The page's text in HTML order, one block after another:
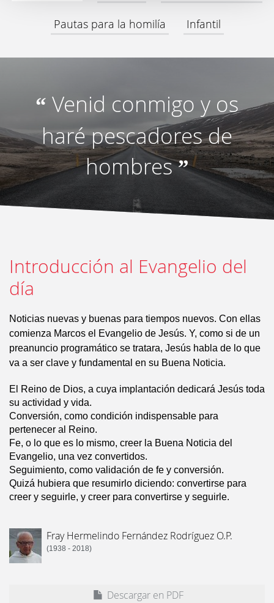
Pautas para la homilía Infantil
“ Venid conmigo y os
haré pescadores de
hombres”
Introducción al Evangelio del
día
Noticias nuevas y buenas para tiempos nuevos. Con ellas
comienza Marcos el Evangelio de Jesús. Y, como si de un
preanuncio programático se tratara, Jesús habla de lo que
va a ser clave y fundamental en su Buena Noticia.
El Reino de Dios, a cuya implantación dedicará Jesús toda
su actividad y vida.
Conversión, como condición indispensable para
pertenecer al Reino.
Fe, o lo que es lo mismo, creer la Buena Noticia del
Evangelio, una vez convertidos.
Seguimiento, como validación de fe y conversión.
Quizá hubiera que resumirlo diciendo: convertirse para
creer y seguirle, y creer para convertirse y seguirle.
Fray Hermelindo Fernández Rodríguez O.P.
(1938 - 2018)
Descargar en PDF